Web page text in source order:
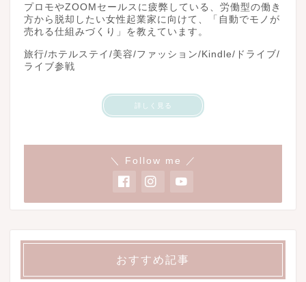
プロモやZOOMセールスに疲弊している、労働型の働き
方から脱却したい女性起業家に向けて、「自動でモノが
売れる仕組みづくり」を教えています。
旅行/ホテルステイ/美容/ファッション/Kindle/ドライブ/
ライブ参戦
詳しく見る
＼ Follow me ／
おすすめ記事